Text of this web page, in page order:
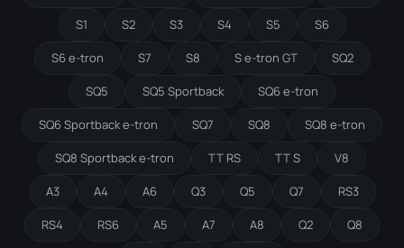
S1 S2 S3 S4 S5 S6
S6 e-tron S7 S8 S e-tron GT SQ2
SQ5 SQ5 Sportback SQ6 e-tron
SQ6 Sportback e-tron SQ7 SQ8 SQ8 e-tron
SQ8 Sportback e-tron TT RS TT S V8
A3 A4 A6 Q3 Q5 Q7 RS3
RS4 RS6 A5 A7 A8 Q2 Q8